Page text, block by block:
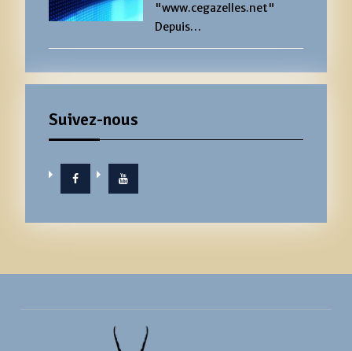
"www.cegazelles.net"
Depuis…
Suivez-nous